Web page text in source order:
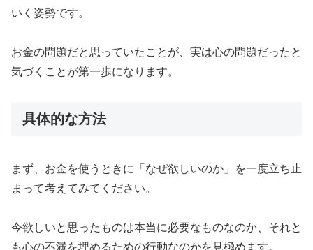
いく姿勢です。
お金の問題だと思っていたことが、実は心の問題だったと
気づくことが第一歩になります。
具体的な方法
まず、お金を使うときに「なぜ欲しいのか」を一度立ち止
まって考えてみてください。
今欲しいと思ったものは本当に必要なものなのか、それと
も心の不満を埋めるための行動なのかを見極めます。